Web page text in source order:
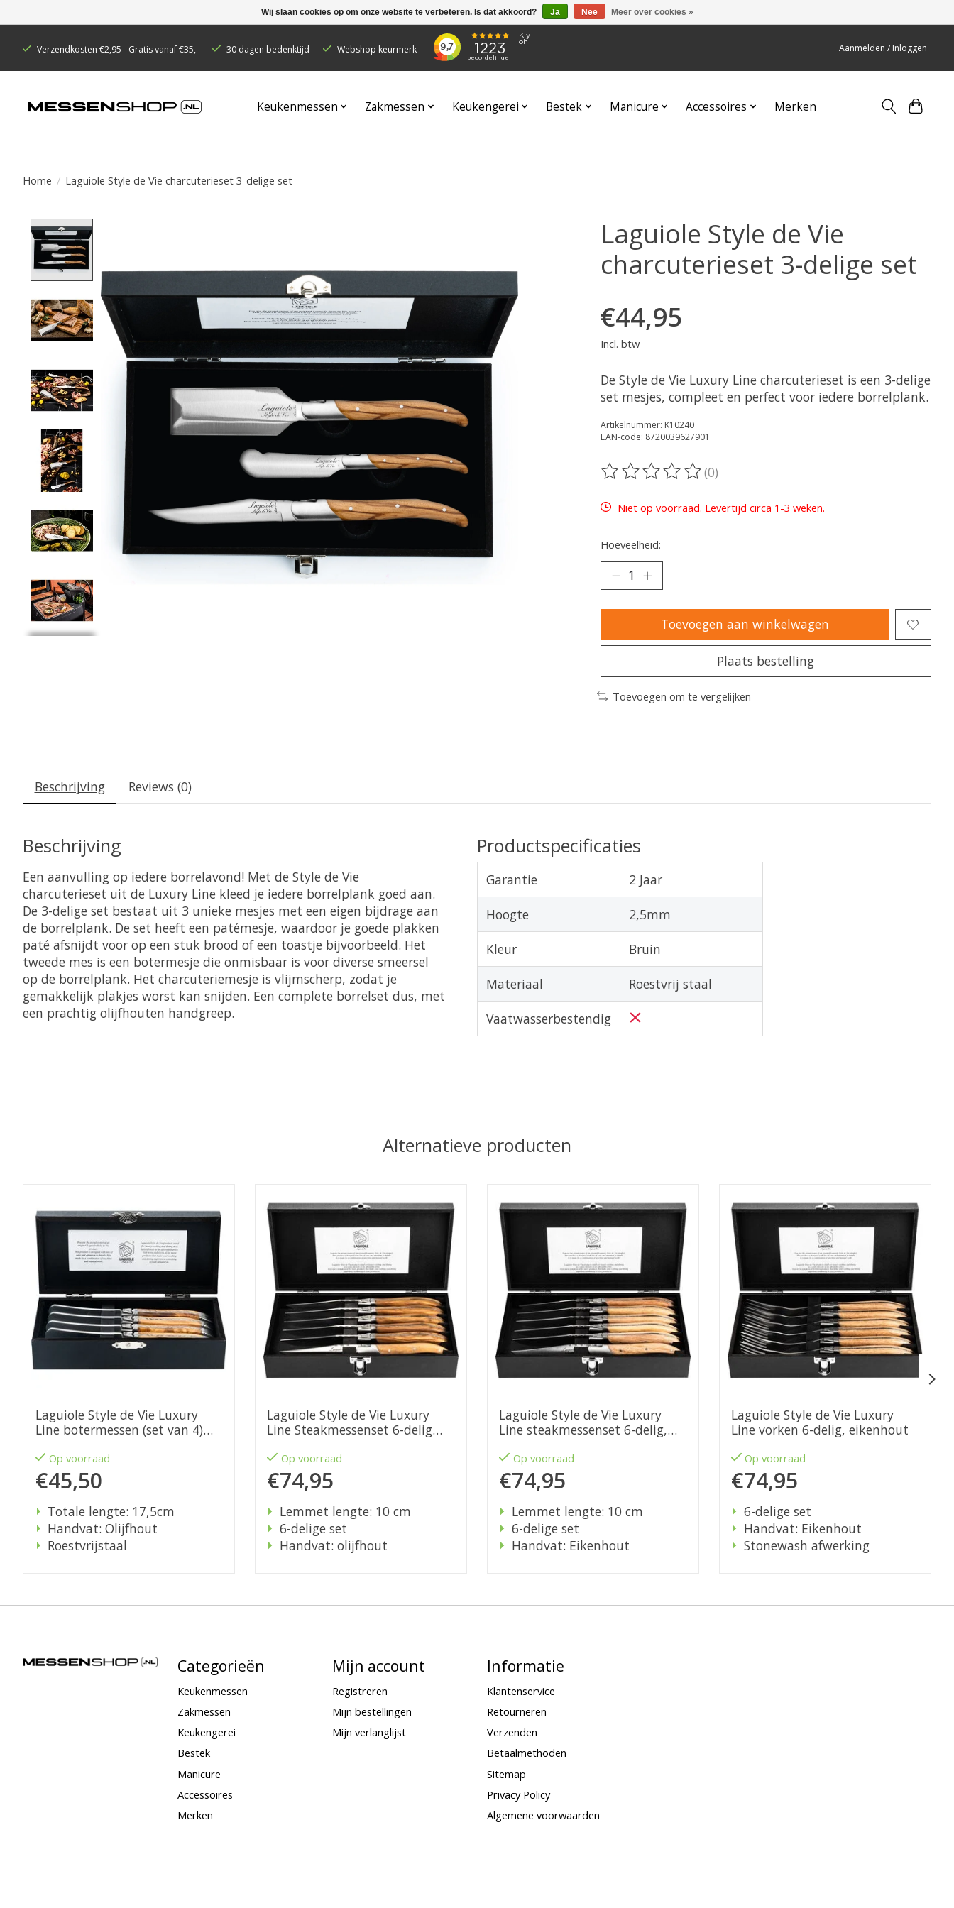
Verzendkosten €2,95 - Gratis vanaf €35,- 30 dagen bedenktijd Webshop keurmerk Aanmelden / Inloggen
Keukenmessen Zakmessen Keukengerei Bestek Manicure Accessoires Merken
Home / Laguiole Style de Vie charcuterieset 3-delige set
Laguiole Style de Vie
charcuterieset 3-delige set
€44,95
Incl. btw
De Style de Vie Luxury Line charcuterieset is een 3-delige
set mesjes, compleet en perfect voor iedere borrelplank.
Artikelnummer: K10240
EAN-code: 8720039627901
De beoordeling van dit product is
(0)
Niet op voorraad. Levertijd circa 1-3 weken.
Hoeveelheid:
Toevoegen aan winkelwagen
Plaats bestelling
Toevoegen om te vergelijken
Beschrijving Reviews (0)
Beschrijving
Een aanvulling op iedere borrelavond! Met de Style de Vie
charcuterieset uit de Luxury Line kleed je iedere borrelplank goed aan.
De 3-delige set bestaat uit 3 unieke mesjes met een eigen bijdrage aan
de borrelplank. De set heeft een patémesje, waardoor je goede plakken
paté afsnijdt voor op een stuk brood of een toastje bijvoorbeeld. Het
tweede mes is een botermesje die onmisbaar is voor diverse smeersel
op de borrelplank. Het charcuteriemesje is vlijmscherp, zodat je
gemakkelijk plakjes worst kan snijden. Een complete borrelset dus, met
een prachtig olijfhouten handgreep.
Productspecificaties
Garantie 2 Jaar
Hoogte 2,5mm
Kleur Bruin
Materiaal Roestvrij staal
Vaatwasserbestendig
Alternatieve producten
Laguiole Style de Vie Luxury
Line botermessen (set van 4)
Op voorraad
€45,50
Totale lengte: 17,5cm
Handvat: Olijfhout
Roestvrijstaal
Laguiole Style de Vie Luxury
Line Steakmessenset 6-delig
Op voorraad
€74,95
Lemmet lengte: 10 cm
6-delige set
Handvat: olijfhout
Laguiole Style de Vie Luxury
Line steakmessenset 6-delig,
Op voorraad
€74,95
Lemmet lengte: 10 cm
6-delige set
Handvat: Eikenhout
Laguiole Style de Vie Luxury
Line vorken 6-delig, eikenhout
Op voorraad
€74,95
6-delige set
Handvat: Eikenhout
Stonewash afwerking
Categorieën
Keukenmessen
Zakmessen
Keukengerei
Bestek
Manicure
Accessoires
Merken
Mijn account
Registreren
Mijn bestellingen
Mijn verlanglijst
Informatie
Klantenservice
Retourneren
Verzenden
Betaalmethoden
Sitemap
Privacy Policy
Algemene voorwaarden
Wij slaan cookies op om onze website te verbeteren. Is dat akkoord? Ja Nee Meer over cookies »